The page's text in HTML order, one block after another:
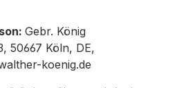
Gebr. König
50667 Köln, DE,
koenig.de